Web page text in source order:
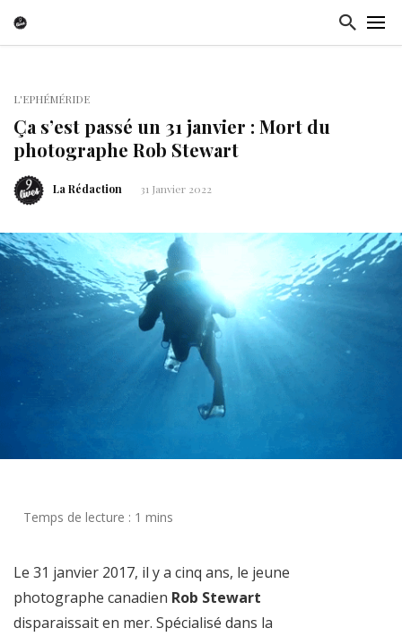
L'EPHÉMÉRIDE
Ça s’est passé un 31 janvier : Mort du
photographe Rob Stewart
La Rédaction 31 Janvier 2022
Le 31 janvier 2017, il y a cinq ans, le jeune
photographe canadien Rob Stewart
disparaissait en mer. Spécialisé dans la